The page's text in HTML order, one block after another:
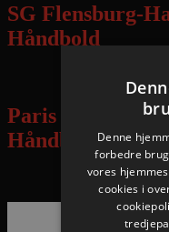
SG Flensburg-
Håndbold
Paris Saint-
HåndboldDenne
forbedre
vores
cookies i